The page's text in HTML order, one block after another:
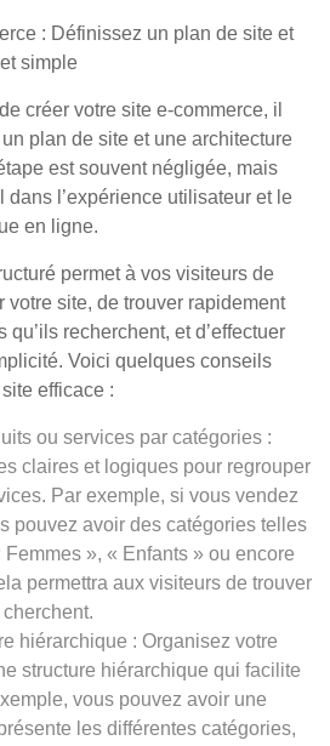
: Définissez un plan de site et
simple
créer votre site e-commerce, il
plan de site et une architecture
est souvent négligée, mais
l’expérience utilisateur et le
en ligne.
permet à vos visiteurs de
votre site, de trouver rapidement
qu’ils recherchent, et d’effectuer
Voici quelques conseils
efficace :
ou services par catégories :
claires et logiques pour regrouper
Par exemple, si vous vendez
pouvez avoir des catégories telles
», « Enfants » ou encore
permettra aux visiteurs de trouver
hiérarchique : Organisez votre
structure hiérarchique qui facilite
vous pouvez avoir une
les différentes catégories,